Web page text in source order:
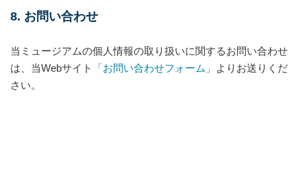
8. お問い合わせ
当ミュージアムの個人情報の取り扱いに関するお問い合わせ
は、当Webサイト
「お問い合わせフォーム」
よりお送りくだ
さい。